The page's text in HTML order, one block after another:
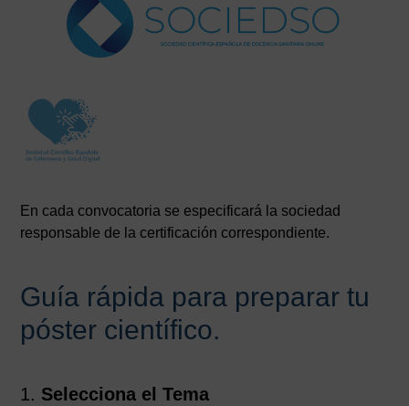
En cada convocatoria se especificará la sociedad
responsable de la certificación correspondiente.
Guía rápida para preparar tu
póster científico.
1. Selecciona el Tema